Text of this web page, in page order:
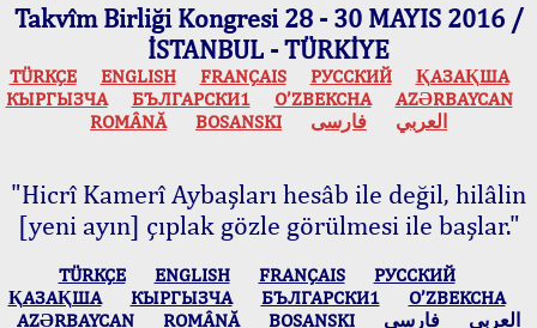
Takvîm Birliği Kongresi 28 - 30 MAYIS 2016 /
İSTANBUL - TÜRKİYE
TÜRKÇE ENGLISH FRANÇAIS РУССКИЙ
ҚАЗАҚША
КЫPГЫЗЧA
БЪЛГАРСКИ1 O’ZBEKCHA
AZӘRBAYCAN
ROMÂNĂ
BOSANSKI العربي فارسی
"Hicrî Kamerî Aybaşları hesâb ile değil, hilâlin
[yeni ayın] çıplak gözle görülmesi ile başlar."
TÜRKÇE ENGLISH FRANÇAIS
РУССКИЙ
ҚАЗАҚША
КЫPГЫЗЧA БЪЛГАРСКИ1
O’ZBEKCHA
AZӘRBAYCAN
ROMÂNĂ BOSANSKI العربي فارسی